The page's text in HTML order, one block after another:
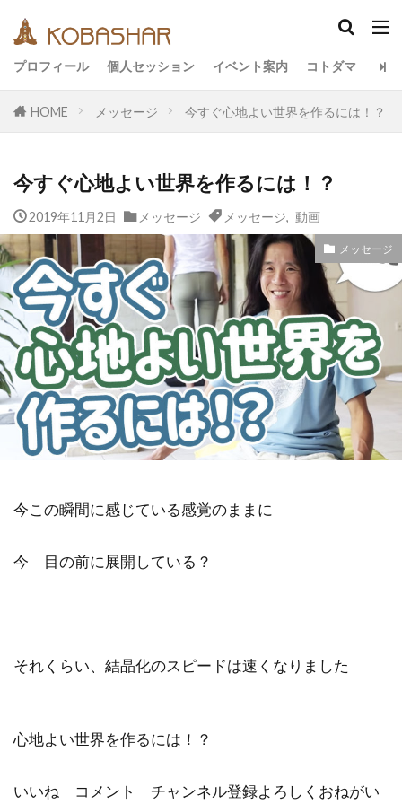
プロフィール 個人セッション イベント案内 コトダマ
HOME メッセージ 今すぐ心地よい世界を作るには！？
今すぐ心地よい世界を作るには！？
2019年11月2日 メッセージ メッセージ 動画
メッセージ
今この瞬間に感じている感覚のままに
今 目の前に展開している？
それくらい、結晶化のスピードは速くなりました
心地よい世界を作るには！？
いいね コメント チャンネル登録よろしくおねがい
カテゴリー
アーティスト
イベント イヤシロチ
オフグリッド
キールタン
デトックス
バシャール・宇宙の法則
ヘナ
メッセージ
ヨガ
リトリート ワンネス
ヴィーガン
健康
動画 友人 合宿
名古屋
地底人
子供 宇宙人
岐阜
引き寄せの法則
愛 断食 旅
沖縄
満月
石川県 祓い 覚醒の学校
農業
金沢市
鎮魂 非二元